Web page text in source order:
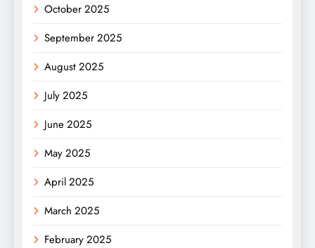
October 2025
September 2025
August 2025
July 2025
June 2025
May 2025
April 2025
March 2025
February 2025